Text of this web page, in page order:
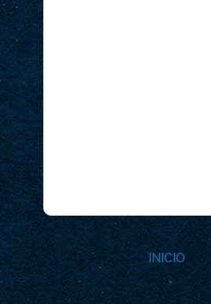
INICIO